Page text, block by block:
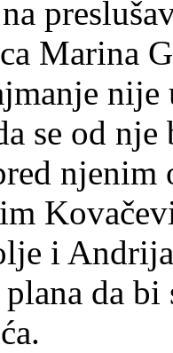
Marina
se od
i
da